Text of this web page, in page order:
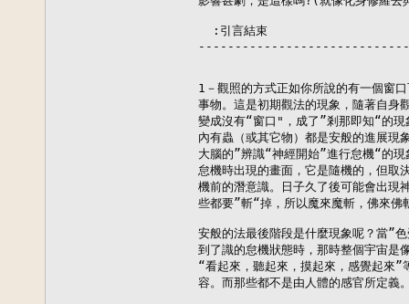
  :引言結束
1－觀照的方式正如你所說的有一個窗
事物。這是初期觀法的現象，隨著自身
變成沒有“窗口"，成了”剎那即知“的現
內有蟲（或其它物）都是安般的進展現
大腦的”辨識“神經開始”進行怠機“的
怠機時出現的畫面，它是隨機的，但取
機前的潛意識。日子久了後可能會出現
些都要”斬“掉，所以魔來魔斬，佛來佛
安般的法最後階段是什麼現象呢？當”
到了識的怠機狀態時，那時整個宇宙是
“看起來，聽起來，摸起來，感覺起來”
容。而那些都不是由人體的感官所定義